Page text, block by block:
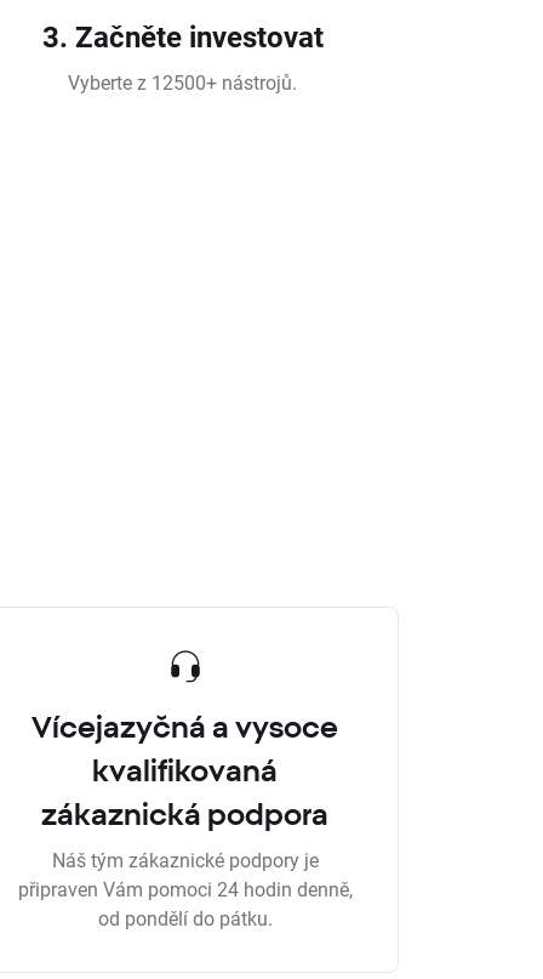
3. Začněte investovat
Vyberte z 12500+ nástrojů.
Vícejazyčná a vysoce
kvalifikovaná
zákaznická podpora
Náš tým zákaznické podpory je
připraven Vám pomoci 24 hodin denně,
od pondělí do pátku.